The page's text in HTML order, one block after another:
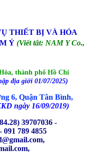
THIẾT BỊ VÀ HÓA
Ý (Viết tắt: NAM Y Co.,
thành phố Hồ Chí
địa giới 01/07/2025)
6, Quận Tân Bình,
ngày 16/09/2019)
39707036 -
091 789 4855